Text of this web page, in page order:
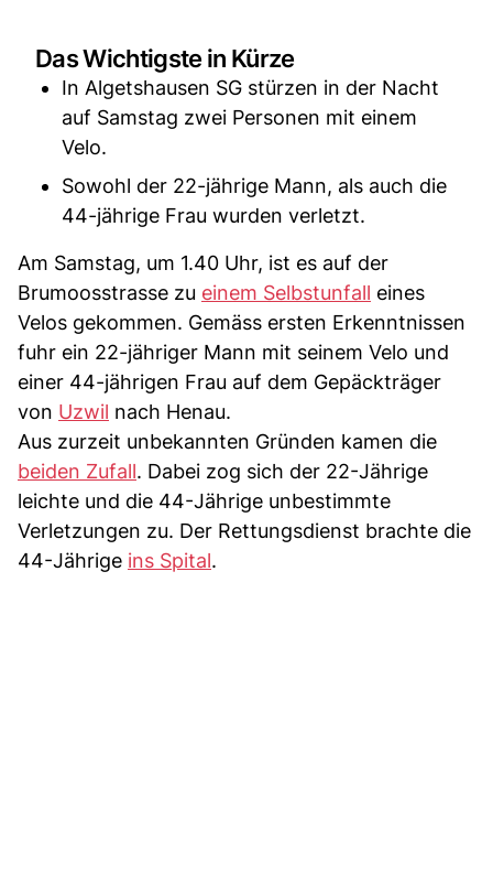
Das Wichtigste in Kürze
In Algetshausen SG stürzen in der Nacht
auf Samstag zwei Personen mit einem
Velo.
Sowohl der 22-jährige Mann, als auch die
44-jährige Frau wurden verletzt.
Am Samstag, um 1.40 Uhr, ist es auf der
Brumoosstrasse zu einem Selbstunfall eines
Velos gekommen. Gemäss ersten Erkenntnissen
fuhr ein 22-jähriger Mann mit seinem Velo und
einer 44-jährigen Frau auf dem Gepäckträger
von Uzwil nach Henau.
Aus zurzeit unbekannten Gründen kamen die
beiden Zufall. Dabei zog sich der 22-Jährige
leichte und die 44-Jährige unbestimmte
Verletzungen zu. Der Rettungsdienst brachte die
44-Jährige ins Spital.